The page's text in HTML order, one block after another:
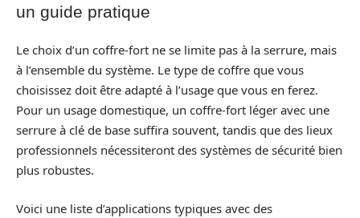
un guide pratique
Le choix d’un coffre-fort ne se limite pas à la serrure, mais
à l’ensemble du système. Le type de coffre que vous
choisissez doit être adapté à l’usage que vous en ferez.
Pour un usage domestique, un coffre-fort léger avec une
serrure à clé de base suffira souvent, tandis que des lieux
professionnels nécessiteront des systèmes de sécurité bien
plus robustes.
Voici une liste d’applications typiques avec des